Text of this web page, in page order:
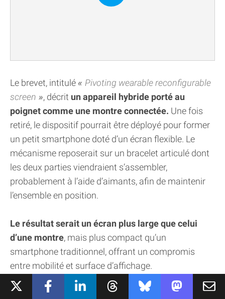
Le brevet, intitulé
Pivoting wearable reconfigurable
screen
, décrit un appareil hybride porté au
poignet comme une montre connectée. Une fois
retiré, le dispositif pourrait être déployé pour former
un petit smartphone doté d’un écran flexible. Le
mécanisme reposerait sur un bracelet articulé dont
les deux parties viendraient s’assembler,
probablement à l’aide d’aimants, afin de maintenir
l’ensemble en position.
Le résultat serait un écran plus large que celui
d’une montre, mais plus compact qu’un
smartphone traditionnel, offrant un compromis
entre mobilité et surface d’affichage.